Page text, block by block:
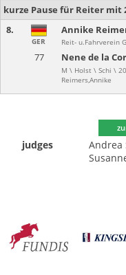
kurze Pause für Reiter mit
8.
77 Nene de la Cor
M \ Holst \ Schi \
Reimers,Annike
GER
Annike
Reit- u.Fahrverein
judges
Andrea